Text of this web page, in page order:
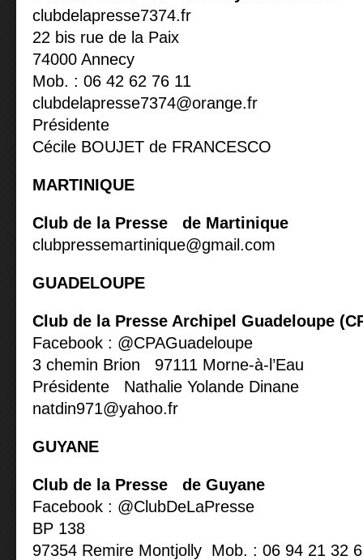
clubdelapresse7374.fr
22 bis rue de la Paix
74000 Annecy
Mob. : 06 42 62 76 11
clubdelapresse7374@orange.fr
Présidente
Cécile BOUJET de FRANCESCO
MARTINIQUE
Club de la Presse de Martinique
clubpressemartinique@gmail.com
GUADELOUPE
Club de la Presse Archipel Guadeloupe
Facebook : @CPAGuadeloupe
3 chemin Brion 97111 Morne-à-l’Eau
Présidente Nathalie Yolande Dinane
natdin971@yahoo.fr
GUYANE
Club de la Presse de Guyane
Facebook : @ClubDeLaPresse
BP 138
97354 Remire Montjolly Mob. : 06 94 21 32